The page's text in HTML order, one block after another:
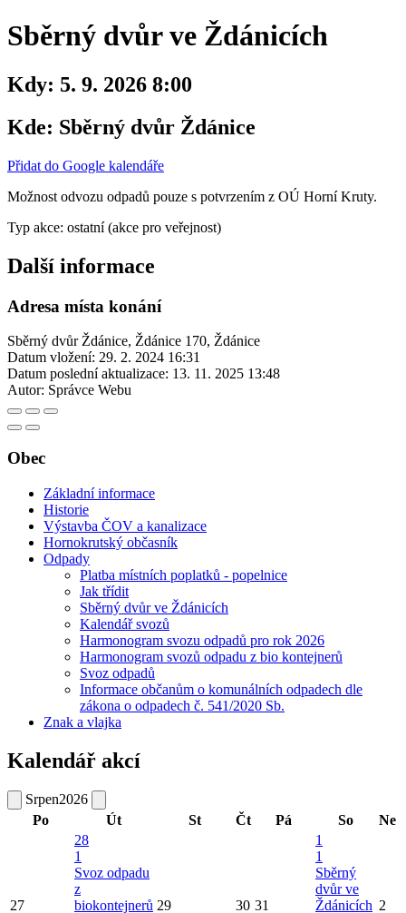
Sběrný dvůr ve Ždánicích
Kdy: 5. 9. 2026 8:00
Kde: Sběrný dvůr Ždánice
Přidat do Google kalendáře
Možnost odvozu odpadů pouze s potvrzením z OÚ Horní Kruty.
Typ akce: ostatní (akce pro veřejnost)
Další informace
Adresa místa konání
Sběrný dvůr Ždánice, Ždánice 170, Ždánice
Datum vložení: 29. 2. 2024 16:31
Datum poslední aktualizace: 13. 11. 2025 13:48
Autor: Správce Webu
Obec
Základní informace
Historie
Výstavba ČOV a kanalizace
Hornokrutský občasník
Odpady
Platba místních poplatků - popelnice
Jak třídit
Sběrný dvůr ve Ždánicích
Kalendář svozů
Harmonogram svozu odpadů pro rok 2026
Harmonogram svozů odpadu z bio kontejnerů
Svoz odpadů
Informace občanům o komunálních odpadech dle
zákona o odpadech č. 541/2020 Sb.
Znak a vlajka
Kalendář akcí
Srpen2026
Po
Út St Čt Pá So Ne
27
28
1
Svoz odpadu
z
biokontejnerů 29 30 31
1
1
Sběrný
dvůr ve
Ždánicích 2